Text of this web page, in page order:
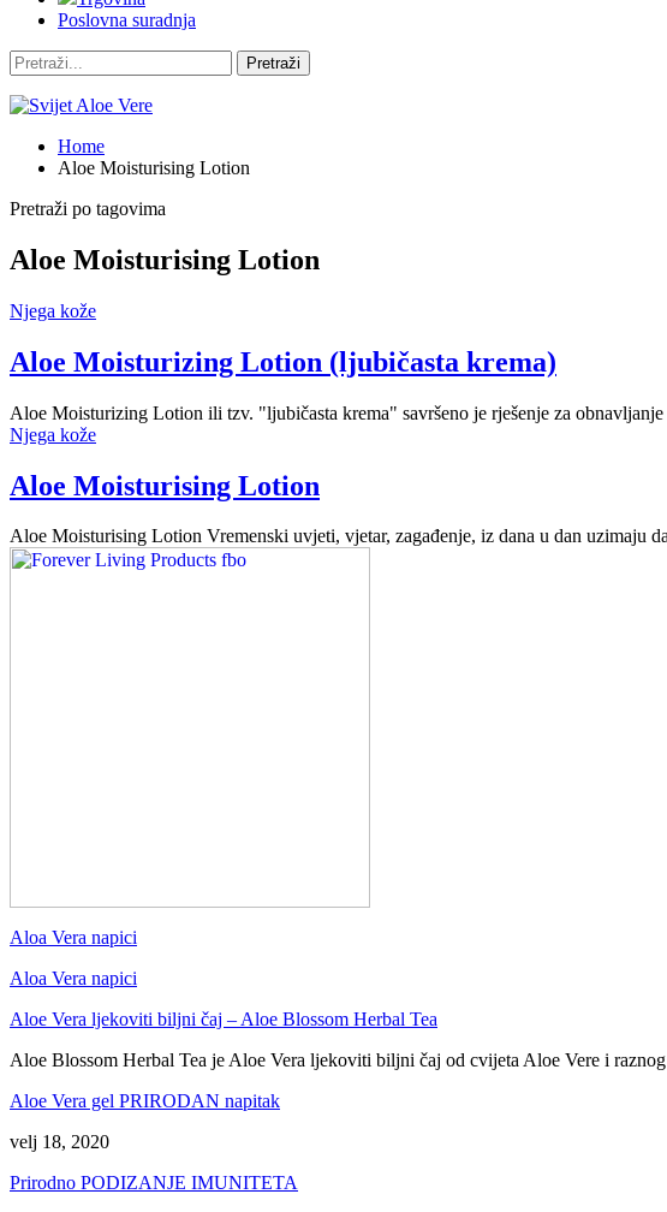
Poslovna suradnja
Home
Aloe Moisturising Lotion
Pretraži po tagovima
Aloe Moisturising Lotion
Njega kože
Aloe Moisturizing Lotion (ljubičasta krema)
Aloe Moisturizing Lotion ili tzv. "ljubičasta krema" savršeno je rješenje za
Njega kože
Aloe Moisturising Lotion
Aloe Moisturising Lotion Vremenski uvjeti, vjetar, zagađenje, iz dana u dan uzimaju
Aloa Vera napici
Aloa Vera napici
Aloe Vera ljekoviti biljni čaj – Aloe Blossom Herbal Tea
Aloe Blossom Herbal Tea je Aloe Vera ljekoviti biljni čaj od cvijeta Aloe Vere i
Aloe Vera gel PRIRODAN napitak
velj 18, 2020
Prirodno PODIZANJE IMUNITETA